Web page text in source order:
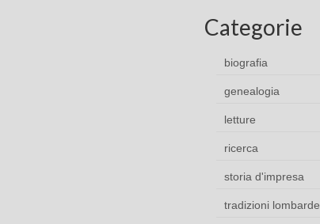
Categorie
biografia
genealogia
letture
ricerca
storia d'impresa
tradizioni lombarde